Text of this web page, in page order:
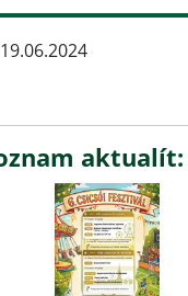
19.06.2024
aktualít: